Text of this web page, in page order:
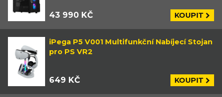
43 990 KČ KOUPIT
iPega P5 V001 Multifunkční Nabíjecí Stojan
pro PS VR2
649 KČ KOUPIT